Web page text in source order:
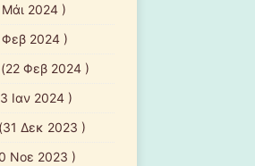
2024 )
2024 )
Φεβ 2024 )
Ιαν 2024 )
Δεκ 2023 )
Νοε 2023 )